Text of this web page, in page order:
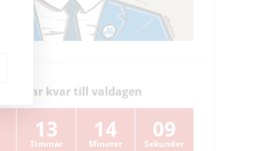
Dagar kvar till valdagen
13
Timmar
14
Minuter
08
Sekunder